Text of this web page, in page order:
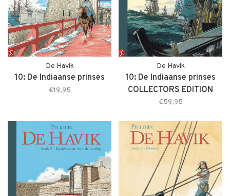
De Havik
10: De Indiaanse prinses
€19,95
De Havik
10: De Indiaanse prinses
COLLECTORS EDITION
€59,95